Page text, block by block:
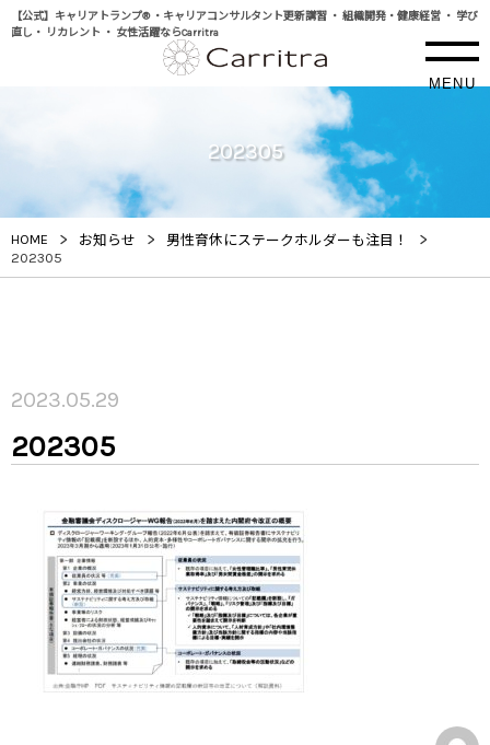
【公式】キャリアトランプ® ・キャリアコンサルタント更新講習 ・ 組織開発・健康経営 ・ 学び
直し・ リカレント ・ 女性活躍ならCarritra
MENU
202305
HOME > お知らせ > 男性育休にステークホルダーも注目！ >
202305
2023.05.29
202305